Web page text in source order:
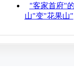
"客家首府"
山"变"花果山"